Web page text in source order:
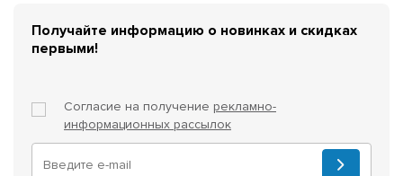
Получайте информацию о новинках и скидках
первыми!
Согласие на получение рекламно-
информационных рассылок